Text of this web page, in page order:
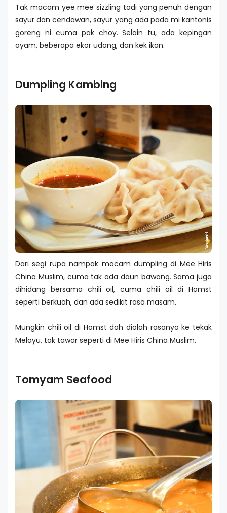
Tak macam yee mee sizzling tadi yang penuh dengan
sayur dan cendawan, sayur yang ada pada mi kantonis
goreng ni cuma pak choy. Selain tu, ada kepingan
ayam, beberapa ekor udang, dan kek ikan.
Dumpling Kambing
Dari segi rupa nampak macam dumpling di Mee Hiris
China Muslim, cuma tak ada daun bawang. Sama juga
dihidang bersama chili oil, cuma chili oil di Homst
seperti berkuah, dan ada sedikit rasa masam.
Mungkin chili oil di Homst dah diolah rasanya ke tekak
Melayu, tak tawar seperti di Mee Hiris China Muslim.
Tomyam Seafood